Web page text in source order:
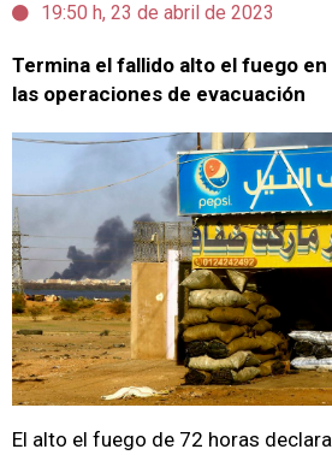
19:50 h, 23 de abril de 2023
Termina el fallido alto el fuego en
las operaciones de evacuación
El alto el fuego de 72 horas